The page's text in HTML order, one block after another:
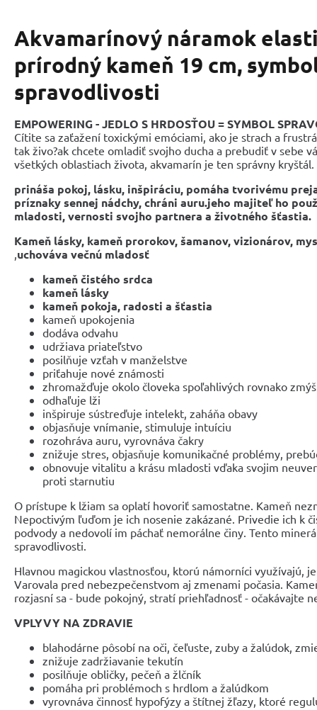
Akvamarínový náramok
prírodný kameň 19 cm,
spravodlivosti
EMPOWERING - JEDLO S HRDOSŤOU = SYMBOL
Cítite sa zaťažení toxickými emóciami, ako je strach a
tak živo?ak chcete omladiť svojho ducha a prebudiť v sebe
všetkých oblastiach života, akvamarín je ten správny kryštál.
prináša pokoj, lásku, inšpiráciu, pomáha tvorivému
príznaky sennej nádchy, chráni auru.jeho majiteľ ho
mladosti, vernosti svojho partnera a životného šťastia.
Kameň lásky, kameň prorokov, šamanov, vizionárov,
uchováva večnú mladosť
kameň čistého srdca
kameň lásky
kameň pokoja, radosti a šťastia
kameň upokojenia
dodáva odvahu
udržiava priateľstvo
posilňuje vzťah v manželstve
priťahuje nové známosti
zhromažďuje okolo človeka spoľahlivých rovnako
odhaľuje lži
inšpiruje sústreďuje intelekt, zaháňa obavy
objasňuje vnímanie, stimuluje intuíciu
rozohráva auru, vyrovnáva čakry
znižuje stres, objasňuje komunikačné problémy,
obnovuje vitalitu a krásu mladosti vďaka svojim
proti starnutiu
O prístupe k lžiam sa oplatí hovoriť samostatne. Kameň
Nepoctivým ľuďom je ich nosenie zakázané. Privedie ich k
podvody a nedovolí im páchať nemorálne činy. Tento
spravodlivosti.
Hlavnou magickou vlastnosťou, ktorú námorníci využívajú,
Varovala pred nebezpečenstvom aj zmenami počasia.
rozjasní sa - bude pokojný, stratí priehľadnosť - očakávajte
VPLYVY NA ZDRAVIE
blahodárne pôsobí na oči, čeľuste, zuby a žalúdok,
znižuje zadržiavanie tekutín
posilňuje obličky, pečeň a žlčník
pomáha pri problémoch s hrdlom a žalúdkom
vyrovnáva činnosť hypofýzy a štítnej žľazy, ktoré